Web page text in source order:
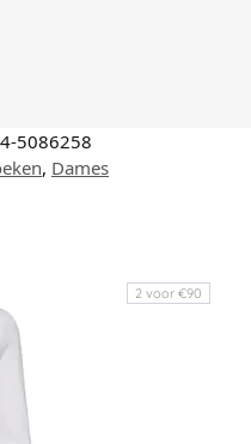
5086258
, Dames
2 voor €90